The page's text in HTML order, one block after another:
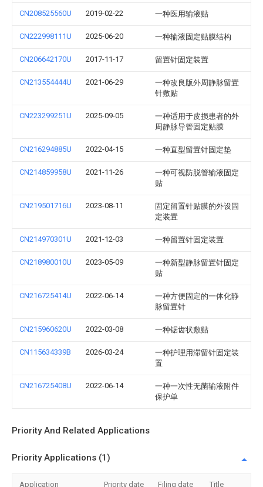
CN208525560U 2019-02-22 一种医用输液贴
CN222998111U 2025-06-20 一种输液固定贴膜结构
CN206642170U 2017-11-17 留置针固定装置
CN213554444U 2021-06-29
一种改良版外周静脉留置
针敷贴
CN223299251U 2025-09-05
一种适用于皮损患者的外
周静脉导管固定贴膜
CN216294885U 2022-04-15 一种直型留置针固定垫
CN214859958U 2021-11-26
一种可视防脱管输液固定
贴
CN219501716U 2023-08-11
固定留置针贴膜的外设固
定装置
CN214970301U 2021-12-03 一种留置针固定装置
CN218980010U 2023-05-09
一种新型静脉留置针固定
贴
CN216725414U 2022-06-14
一种方便固定的一体化静
脉留置针
CN215960620U 2022-03-08 一种锯齿状敷贴
CN115634339B 2026-03-24
一种护理用滞留针固定装
置
CN216725408U 2022-06-14
一种一次性无菌输液附件
保护单
Priority And Related Applications
Priority Applications (1)
Application Priority date Filing date Title